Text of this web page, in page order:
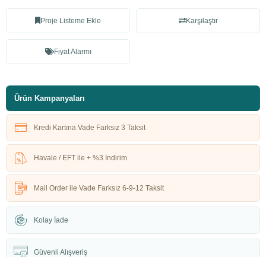
Proje Listeme Ekle Karşılaştır
Fiyat Alarmı
Ürün Kampanyaları
Kredi Kartına Vade Farksız 3 Taksit
Havale / EFT ile + %3 İndirim
Mail Order ile Vade Farksız 6-9-12 Taksit
Kolay İade
Güvenli Alışveriş